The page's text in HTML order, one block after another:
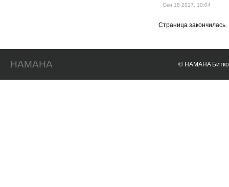
Сен 18 2017, 10:04
Страница закончилась.
HAMAHA © HAMAHA